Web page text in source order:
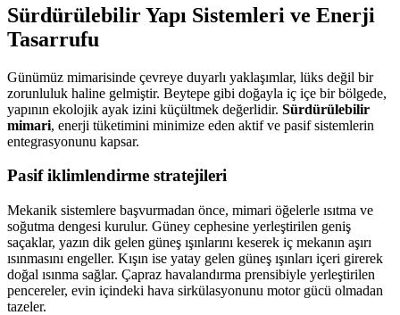
Sürdürülebilir Yapı Sistemleri ve Enerji
Tasarrufu
Günümüz mimarisinde çevreye duyarlı yaklaşımlar, lüks değil bir
zorunluluk haline gelmiştir. Beytepe gibi doğayla iç içe bir bölgede,
yapının ekolojik ayak izini küçültmek değerlidir. Sürdürülebilir
mimari, enerji tüketimini minimize eden aktif ve pasif sistemlerin
entegrasyonunu kapsar.
Pasif iklimlendirme stratejileri
Mekanik sistemlere başvurmadan önce, mimari öğelerle ısıtma ve
soğutma dengesi kurulur. Güney cephesine yerleştirilen geniş
saçaklar, yazın dik gelen güneş ışınlarını keserek iç mekanın aşırı
ısınmasını engeller. Kışın ise yatay gelen güneş ışınları içeri girerek
doğal ısınma sağlar. Çapraz havalandırma prensibiyle yerleştirilen
pencereler, evin içindeki hava sirkülasyonunu motor gücü olmadan
tazeler.